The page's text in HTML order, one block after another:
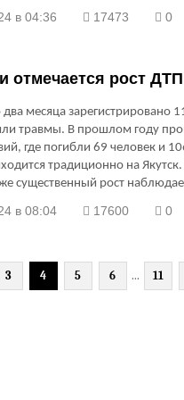
в 04:36 17473 0
отмечается рост ДТП
два месяца зарегистрировано
травмы. В прошлом году
где погибли 69 человек и
традиционно на
существенный рост
водителей и пешеходов?
в 08:04 17600 0
3 4 5 6 ... 11